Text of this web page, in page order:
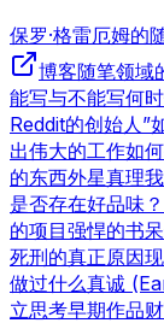
保罗·格雷厄姆的
博客随笔领域
能写与不能写何
Reddit的创始人”
出伟大的工作如
的东西外星真理
是否存在好品味？
的项目强悍的书
死刑的真正原因
做过什么真诚
立思考早期作品